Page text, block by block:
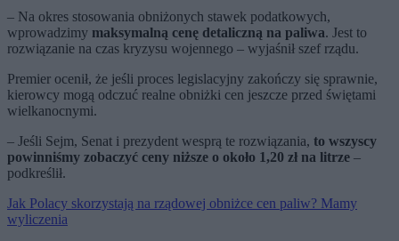
– Na okres stosowania obniżonych stawek podatkowych,
wprowadzimy maksymalną cenę detaliczną na paliwa. Jest to
rozwiązanie na czas kryzysu wojennego – wyjaśnił szef rządu.
Premier ocenił, że jeśli proces legislacyjny zakończy się sprawnie,
kierowcy mogą odczuć realne obniżki cen jeszcze przed świętami
wielkanocnymi.
– Jeśli Sejm, Senat i prezydent wesprą te rozwiązania, to wszyscy
powinniśmy zobaczyć ceny niższe o około 1,20 zł na litrze –
podkreślił.
Jak Polacy skorzystają na rządowej obniżce cen paliw? Mamy
wyliczenia